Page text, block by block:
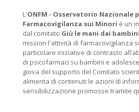
L'ONFM - Osservatorio Nazionale
Farmacovigilanza sui Minori è un
dal comitato Giù le mani dai
mission l'attività di farmacovigilanza
particolare iniziative di contrasto
di psicofarmaci su bambini e
giova del supporto del Comitato
alimenta di contenuti le azioni di
sensibilizzazione promosse tramite